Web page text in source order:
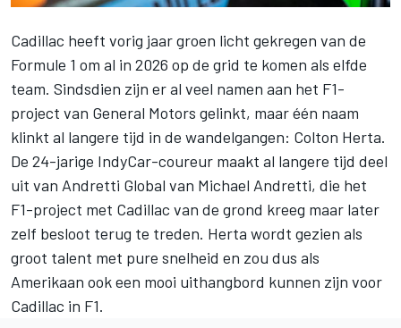
Cadillac heeft vorig jaar groen licht gekregen van de
Formule 1 om al in 2026 op de grid te komen als elfde
team. Sindsdien zijn er al veel namen aan het F1-
project van General Motors gelinkt, maar één naam
klinkt al langere tijd in de wandelgangen: Colton Herta.
De 24-jarige IndyCar-coureur maakt al langere tijd deel
uit van Andretti Global van Michael Andretti, die het
F1-project met Cadillac van de grond kreeg maar later
zelf besloot terug te treden. Herta wordt gezien als
groot talent met pure snelheid en zou dus als
Amerikaan ook een mooi uithangbord kunnen zijn voor
Cadillac in F1.